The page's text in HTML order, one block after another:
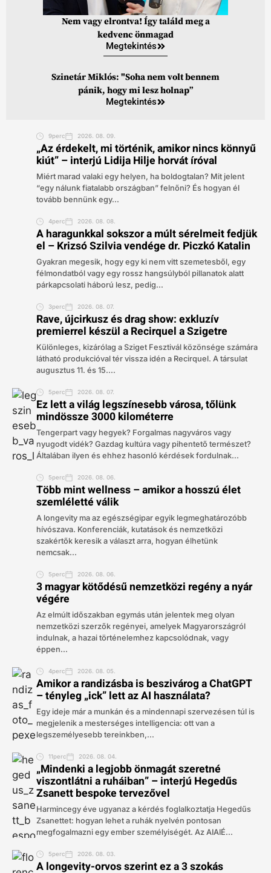
Nem vagy elrontva! Így találd meg a
kedvenc önmagad
Megtekintés
Szinetár Miklós: "Soha nem volt bennem
pánik, hogy mi lesz holnap”
Megtekintés
9perc 2026. 08. 09.
„Az érdekelt, mi történik, amikor nincs könnyű
kiút” – interjú Lidija Hilje horvát íróval
Miért marad valaki egy helyen, ha boldogtalan? Mit jelent
“egy nálunk fiatalabb országban” felnőni? És hogyan él
tovább bennünk egy...
4perc 2026. 08. 08.
A haragunkkal sokszor a múlt sérelmeit fedjük
el – Krizsó Szilvia vendége dr. Piczkó Katalin
Gyakran megesik, hogy egy ki nem vitt szemetesből, egy
félmondatból vagy egy rossz hangsúlyból pillanatok alatt
párkapcsolati háború lesz, pedig...
3perc 2026. 08. 07.
Rave, újcirkusz és drag show: exkluzív
premierrel készül a Recirquel a Szigetre
Különleges, kizárólag a Sziget Fesztivál közönsége számára
látható produkcióval tér vissza idén a Recirquel. A társulat
augusztus 11. és 15....
5perc 2026. 08. 07.
Ez lett a világ legszínesebb városa, tőlünk
mindössze 3000 kilométerre
Tengerpart vagy hegyek? Forgalmas nagyváros vagy
nyugodt vidék? Gazdag kultúra vagy pihentető természet?
Általában ilyen és ehhez hasonló kérdések fordulnak...
5perc 2026. 08. 06.
Több mint wellness – amikor a hosszú élet
szemléletté válik
A longevity ma az egészségipar egyik legmeghatározóbb
hívószava. Konferenciák, kutatások és nemzetközi
szakértők keresik a választ arra, hogyan élhetünk
nemcsak...
5perc 2026. 08. 06.
3 magyar kötődésű nemzetközi regény a nyár
végére
Az elmúlt időszakban egymás után jelentek meg olyan
nemzetközi szerzők regényei, amelyek Magyarországról
indulnak, a hazai történelemhez kapcsolódnak, vagy
éppen...
4perc 2026. 08. 05.
Amikor a randizásba is beszivárog a ChatGPT
– tényleg „ick” lett az AI használata?
Egy ideje már a munkán és a mindennapi szervezésen túl is
megjelenik a mesterséges intelligencia: ott van a
legszemélyesebb tereinkben,...
11perc 2026. 08. 04.
„Mindenki a legjobb önmagát szeretné
viszontlátni a ruháiban” – interjú Hegedűs
Zsanett bespoke tervezővel
Harmincegy éve ugyanaz a kérdés foglalkoztatja Hegedűs
Zsanettet: hogyan lehet a ruhák nyelvén pontosan
megfogalmazni egy ember személyiségét. Az AIAIÉ...
5perc 2026. 08. 03.
A longevity-orvos szerint ez a 3 szokás